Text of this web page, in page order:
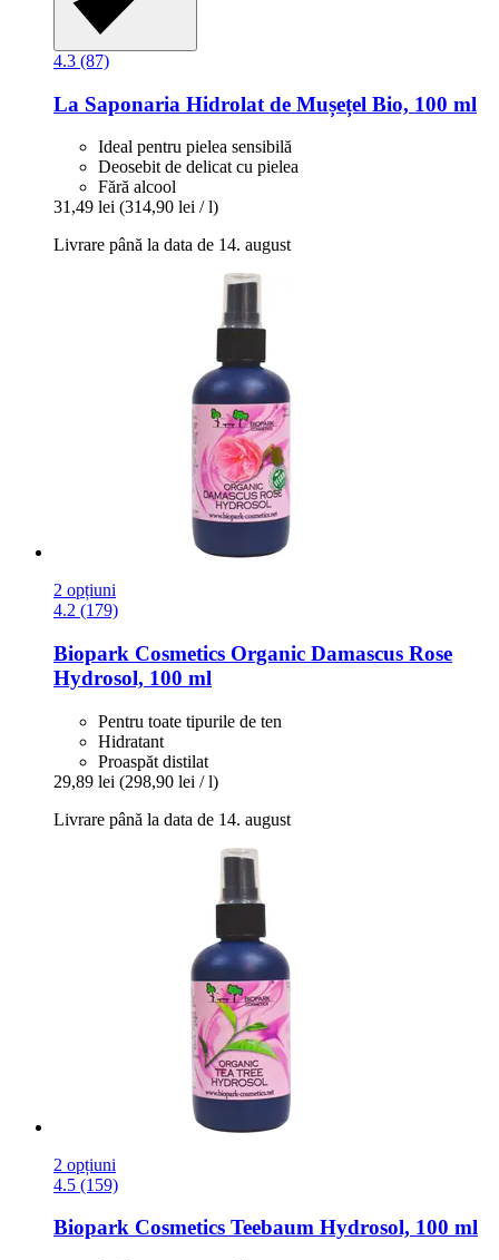
4.3 (87)
La Saponaria Hidrolat de Mușețel Bio, 100 ml
Ideal pentru pielea sensibilă
Deosebit de delicat cu pielea
Fără alcool
31,49 lei (314,90 lei / l)
Livrare până la data de 14. august
2 opțiuni
4.2 (179)
Biopark Cosmetics Organic Damascus Rose
Hydrosol, 100 ml
Pentru toate tipurile de ten
Hidratant
Proaspăt distilat
29,89 lei (298,90 lei / l)
Livrare până la data de 14. august
2 opțiuni
4.5 (159)
Biopark Cosmetics Teebaum Hydrosol, 100 ml